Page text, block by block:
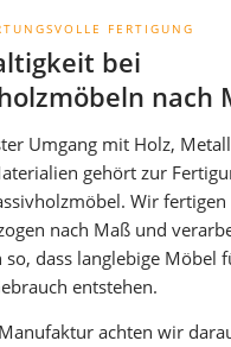
FERTIGUNG
bei
nach
Umgang mit Holz,
gehört zur
Wir fertigen
nach Maß und
so, dass langlebige Möbel
entstehen.
achten wir